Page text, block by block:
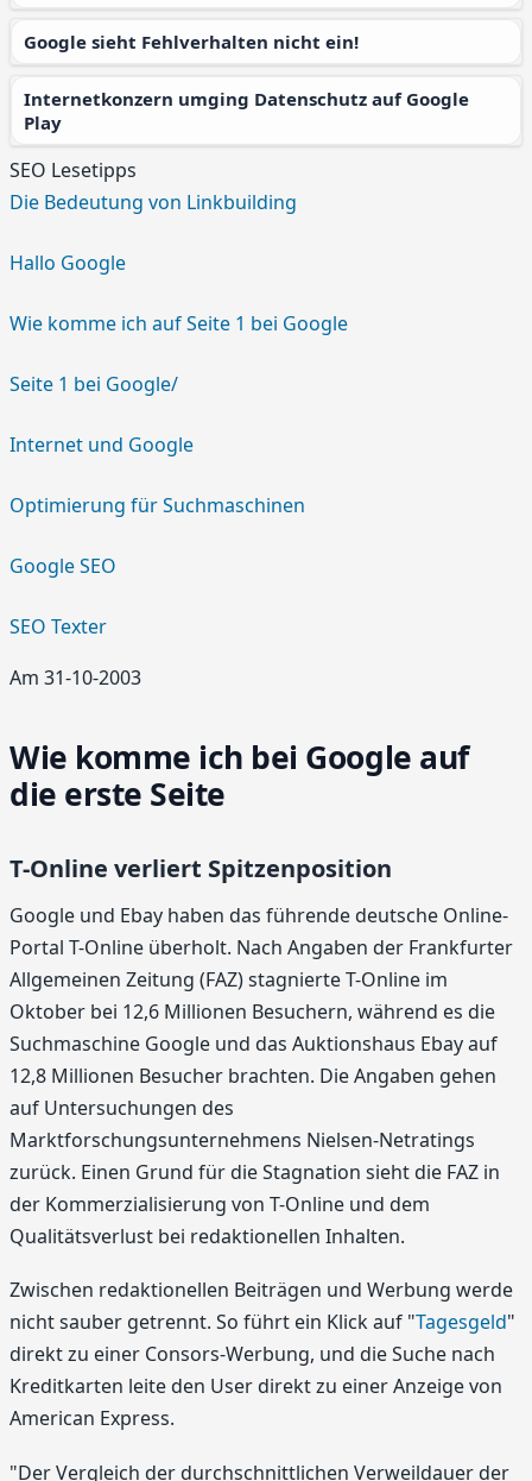
Google sieht Fehlverhalten nicht ein!
Internetkonzern umging Datenschutz auf Google
Play
SEO Lesetipps
Die Bedeutung von Linkbuilding
Hallo Google
Wie komme ich auf Seite 1 bei Google
Seite 1 bei Google/
Internet und Google
Optimierung für Suchmaschinen
Google SEO
SEO Texter
Am 31-10-2003
Wie komme ich bei Google auf
die erste Seite
T-Online verliert Spitzenposition
Google und Ebay haben das führende deutsche Online-
Portal T-Online überholt. Nach Angaben der Frankfurter
Allgemeinen Zeitung (FAZ) stagnierte T-Online im
Oktober bei 12,6 Millionen Besuchern, während es die
Suchmaschine Google und das Auktionshaus Ebay auf
12,8 Millionen Besucher brachten. Die Angaben gehen
auf Untersuchungen des
Marktforschungsunternehmens Nielsen-Netratings
zurück. Einen Grund für die Stagnation sieht die FAZ in
der Kommerzialisierung von T-Online und dem
Qualitätsverlust bei redaktionellen Inhalten.
Zwischen redaktionellen Beiträgen und Werbung werde
nicht sauber getrennt. So führt ein Klick auf "Tagesgeld"
direkt zu einer Consors-Werbung, und die Suche nach
Kreditkarten leite den User direkt zu einer Anzeige von
American Express.
"Der Vergleich der durchschnittlichen Verweildauer der